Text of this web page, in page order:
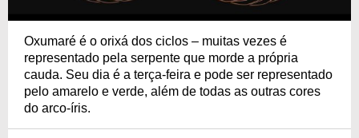
Oxumaré é o orixá dos ciclos – muitas vezes é
representado pela serpente que morde a própria
cauda. Seu dia é a terça-feira e pode ser representado
pelo amarelo e verde, além de todas as outras cores
do arco-íris.